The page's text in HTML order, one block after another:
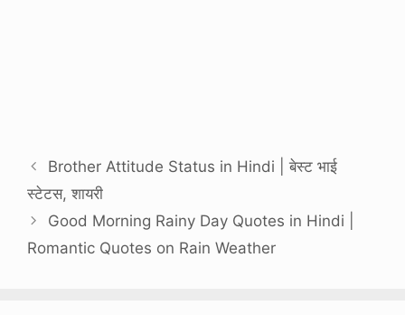
Brother Attitude Status in Hindi | बेस्ट भाई
स्टेटस, शायरी
Good Morning Rainy Day Quotes in Hindi |
Romantic Quotes on Rain Weather